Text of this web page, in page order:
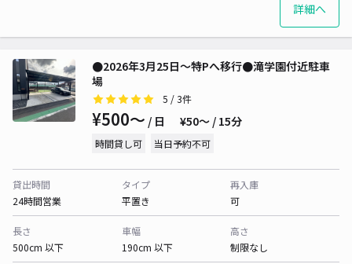
詳細へ
●2026年3月25日〜特Pへ移行●滝学園付近駐車
場
5 / 3件
¥500〜 / 日 ¥50〜 / 15分
時間貸し可 当日予約不可
貸出時間
24時間営業
タイプ
平置き
再入庫
可
長さ
500cm 以下
車幅
190cm 以下
高さ
制限なし